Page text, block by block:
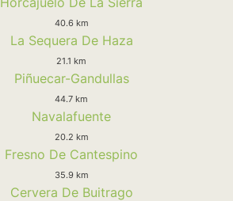
40.6 km
La Sequera De Haza
21.1 km
Piñuecar-Gandullas
44.7 km
Navalafuente
20.2 km
Fresno De Cantespino
35.9 km
Cervera De Buitrago